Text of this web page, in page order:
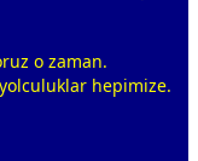
o zaman.
yolculuklar hepimize.